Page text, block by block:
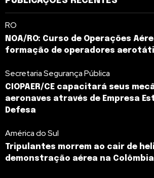
RO
NOA/RO: Curso de Operações
formação de operadores
Secretaria Segurança Pública
CIOPAER/CE capacitará seus
aeronaves através de Empresa
Defesa
América do Sul
Tripulantes morrem ao cair de
demonstração aérea na Colômbia